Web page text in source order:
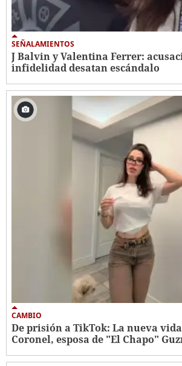
SEÑALAMIENTOS
J Balvin y Valentina Ferrer:
infidelidad desatan escándalo
CAMBIO
De prisión a TikTok: La nueva
Coronel, esposa de "El Chapo"